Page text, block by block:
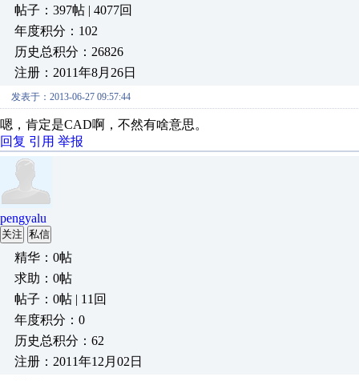
帖子：397帖 | 4077回
年度积分：102
历史总积分：26826
注册：2011年8月26日
发表于：2013-06-27 09:57:44
嗯，肯定是CAD啊，不然有啥意思。
回复 引用 举报
pengyalu
关注 私信
精华：0帖
求助：0帖
帖子：0帖 | 11回
年度积分：0
历史总积分：62
注册：2011年12月02日